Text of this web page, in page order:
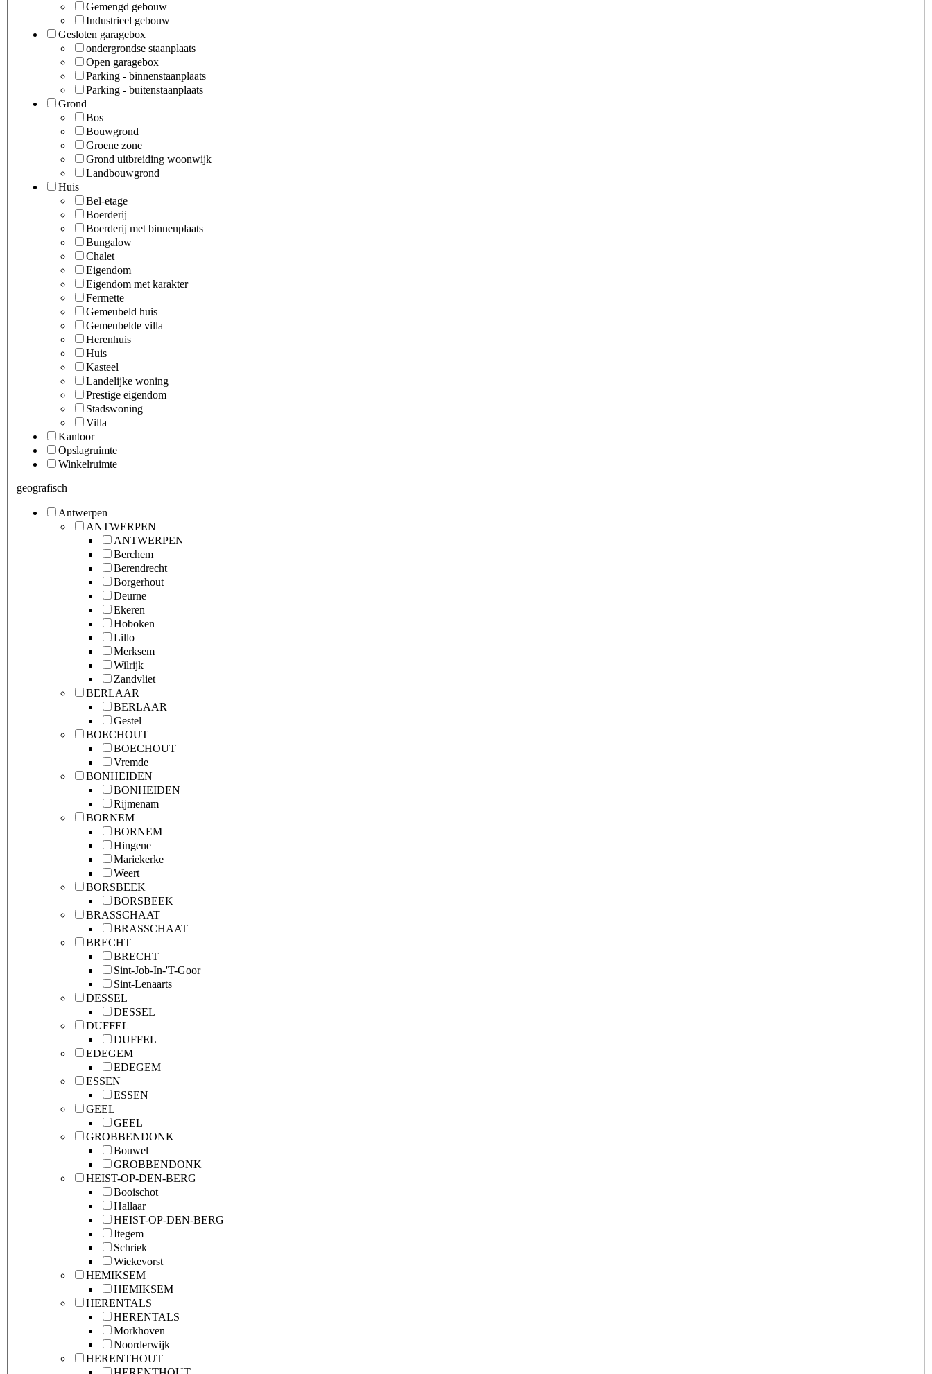
Gemengd gebouw
Industrieel gebouw
Gesloten garagebox
ondergrondse staanplaats
Open garagebox
Parking - binnenstaanplaats
Parking - buitenstaanplaats
Grond
Bos
Bouwgrond
Groene zone
Grond uitbreiding woonwijk
Landbouwgrond
Huis
Bel-etage
Boerderij
Boerderij met binnenplaats
Bungalow
Chalet
Eigendom
Eigendom met karakter
Fermette
Gemeubeld huis
Gemeubelde villa
Herenhuis
Huis
Kasteel
Landelijke woning
Prestige eigendom
Stadswoning
Villa
Kantoor
Opslagruimte
Winkelruimte
geografisch
Antwerpen
ANTWERPEN
ANTWERPEN
Berchem
Berendrecht
Borgerhout
Deurne
Ekeren
Hoboken
Lillo
Merksem
Wilrijk
Zandvliet
BERLAAR
BERLAAR
Gestel
BOECHOUT
BOECHOUT
Vremde
BONHEIDEN
BONHEIDEN
Rijmenam
BORNEM
BORNEM
Hingene
Mariekerke
Weert
BORSBEEK
BORSBEEK
BRASSCHAAT
BRASSCHAAT
BRECHT
BRECHT
Sint-Job-In-'T-Goor
Sint-Lenaarts
DESSEL
DESSEL
DUFFEL
DUFFEL
EDEGEM
EDEGEM
ESSEN
ESSEN
GEEL
GEEL
GROBBENDONK
Bouwel
GROBBENDONK
HEIST-OP-DEN-BERG
Booischot
Hallaar
HEIST-OP-DEN-BERG
Itegem
Schriek
Wiekevorst
HEMIKSEM
HEMIKSEM
HERENTALS
HERENTALS
Morkhoven
Noorderwijk
HERENTHOUT